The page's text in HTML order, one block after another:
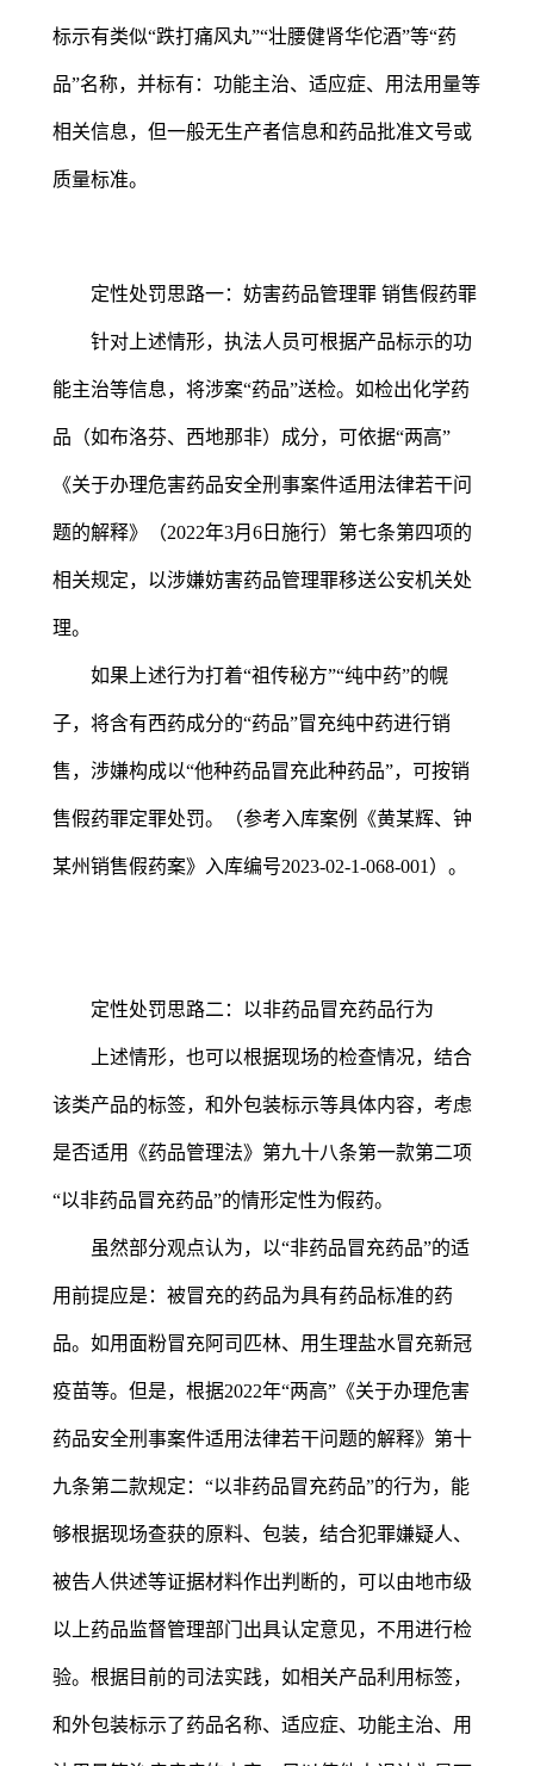
标示有类似“跌打痛风丸”“壮腰健肾华佗酒”等“药
品”名称，并标有：功能主治、适应症、用法用量等
相关信息，但一般无生产者信息和药品批准文号或
质量标准。
定性处罚思路一：妨害药品管理罪 销售假药罪
针对上述情形，执法人员可根据产品标示的功
能主治等信息，将涉案“药品”送检。如检出化学药
品（如布洛芬、西地那非）成分，可依据“两高”
《关于办理危害药品安全刑事案件适用法律若干问
题的解释》（2022年3月6日施行）第七条第四项的
相关规定，以涉嫌妨害药品管理罪移送公安机关处
理。
如果上述行为打着“祖传秘方”“纯中药”的幌
子，将含有西药成分的“药品”冒充纯中药进行销
售，涉嫌构成以“他种药品冒充此种药品”，可按销
售假药罪定罪处罚。（参考入库案例《黄某辉、钟
某州销售假药案》入库编号2023-02-1-068-001）。
定性处罚思路二：以非药品冒充药品行为
上述情形，也可以根据现场的检查情况，结合
该类产品的标签，和外包装标示等具体内容，考虑
是否适用《药品管理法》第九十八条第一款第二项
“以非药品冒充药品”的情形定性为假药。
虽然部分观点认为，以“非药品冒充药品”的适
用前提应是：被冒充的药品为具有药品标准的药
品。如用面粉冒充阿司匹林、用生理盐水冒充新冠
疫苗等。但是，根据2022年“两高”《关于办理危害
药品安全刑事案件适用法律若干问题的解释》第十
九条第二款规定：“以非药品冒充药品”的行为，能
够根据现场查获的原料、包装，结合犯罪嫌疑人、
被告人供述等证据材料作出判断的，可以由地市级
以上药品监督管理部门出具认定意见，不用进行检
验。根据目前的司法实践，如相关产品利用标签，
和外包装标示了药品名称、适应症、功能主治、用